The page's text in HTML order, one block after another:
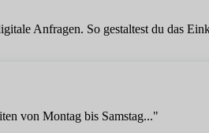
Anfragen. So gestaltest du das
von Montag bis Samstag..."